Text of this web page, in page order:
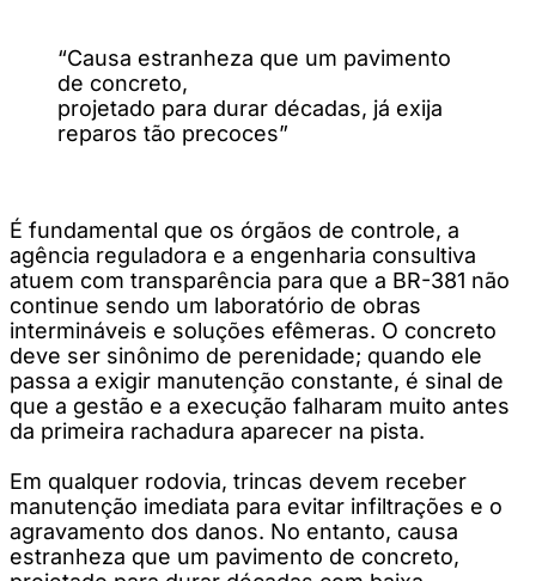
“Causa estranheza que um pavimento
de concreto,
projetado para durar décadas, já exija
reparos tão precoces”
É fundamental que os órgãos de controle, a
agência reguladora e a engenharia consultiva
atuem com transparência para que a BR-381 não
continue sendo um laboratório de obras
intermináveis e soluções efêmeras. O concreto
deve ser sinônimo de perenidade; quando ele
passa a exigir manutenção constante, é sinal de
que a gestão e a execução falharam muito antes
da primeira rachadura aparecer na pista.
Em qualquer rodovia, trincas devem receber
manutenção imediata para evitar infiltrações e o
agravamento dos danos. No entanto, causa
estranheza que um pavimento de concreto,